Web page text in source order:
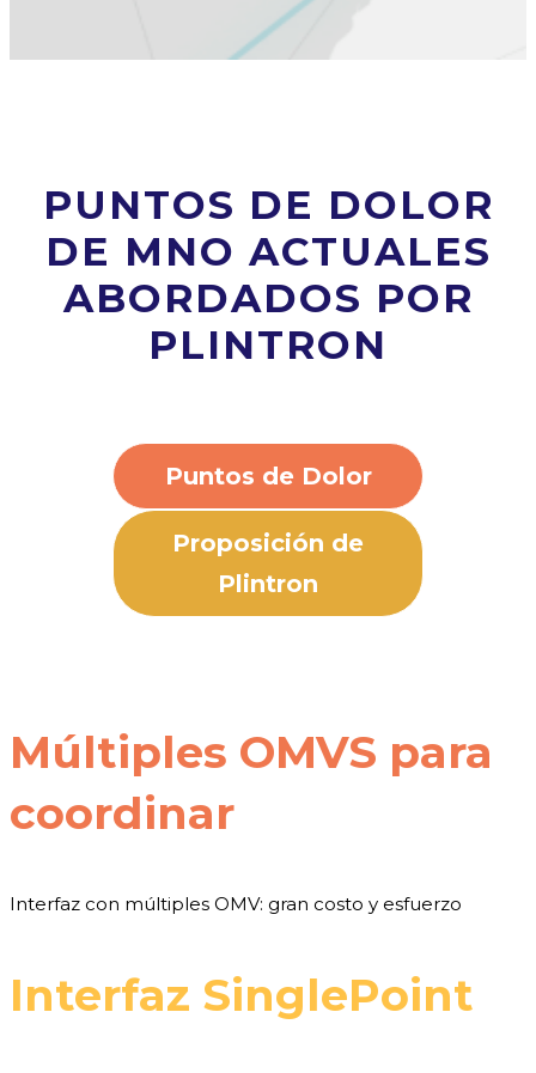
PUNTOS DE DOLOR
DE MNO ACTUALES
ABORDADOS POR
PLINTRON
Puntos de Dolor
Proposición de
Plintron
Múltiples OMVS para
coordinar
Interfaz con múltiples OMV: gran costo y esfuerzo
Interfaz SinglePoint